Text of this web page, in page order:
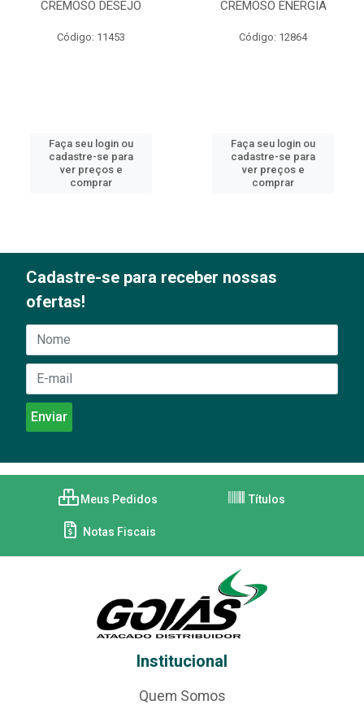
CREMOSO DESEJO
Código: 11453
Faça seu login ou
cadastre-se para
ver preços e
comprar
CREMOSO ENERGIA
Código: 12864
Faça seu login ou
cadastre-se para
ver preços e
comprar
Cadastre-se para receber nossas
ofertas!
Meus Pedidos Títulos
Notas Fiscais
Institucional
Quem Somos